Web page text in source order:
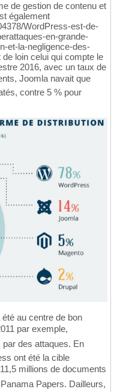
de gestion de contenu et
également
WordPress-est-de-
en-grande-
et-la-negligence-des-
loin celui qui compte le
2016, avec un taux de
Joomla navait que
contre 5 % pour
au centre de bon
par exemple,
par des attaques. En
ont été la cible
millions de documents
Papers. Dailleurs,